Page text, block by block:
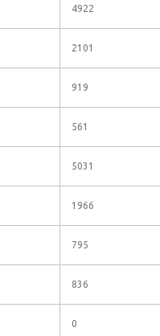
4922
2101
919
561
5031
1966
795
836
0